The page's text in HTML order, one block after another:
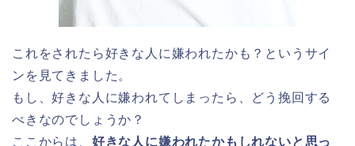
これをされたら好きな人に嫌われたかも？というサイ
ンを見てきました。
もし、好きな人に嫌われてしまったら、どう挽回する
べきなのでしょうか？
ここからは、 好きな人に嫌われたかもしれないと思っ